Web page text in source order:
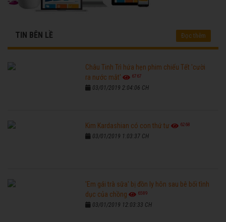
TIN BÊN LỀ Đọc thêm
Châu Tinh Trì hứa hẹn phim chiếu Tết 'cười
ra nước mắt'
6767
03/01/2019 2:04:06 CH
Kim Kardashian có con thứ tư 6268
03/01/2019 1:03:37 CH
'Em gái trà sữa' bị đồn ly hôn sau bê bối tình
dục của chồng
6589
03/01/2019 12:03:33 CH